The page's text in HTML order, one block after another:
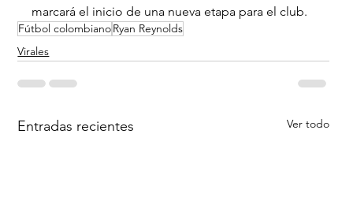
marcará el inicio de una nueva etapa para el club.
Fútbol colombianoRyan Reynolds
Virales
Entradas recientes Ver todo